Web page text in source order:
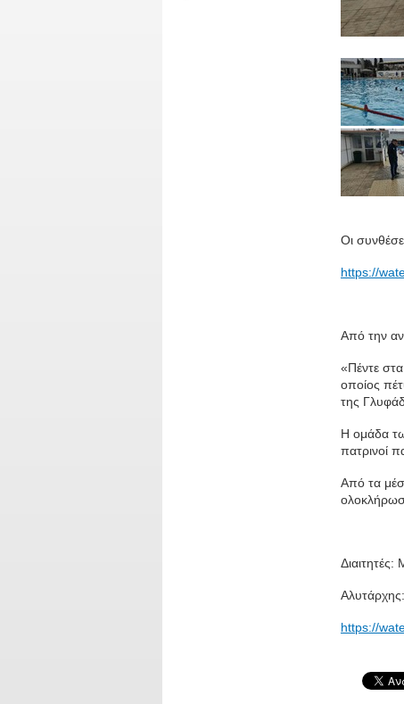
Οι
https://
Από την
«Πέντε
οποίος
της
Η ομάδα
πατρινοί
Από τα
https://